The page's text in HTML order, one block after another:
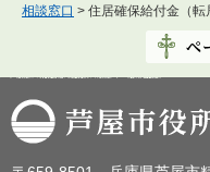
相談窓口 > 住居確保給付金（転
芦屋市役所